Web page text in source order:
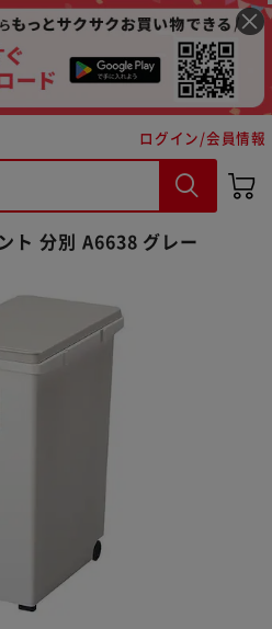
ログイン/会員情報
ト 分別 A6638 グレー